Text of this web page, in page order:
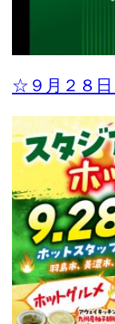
☆９月２８日